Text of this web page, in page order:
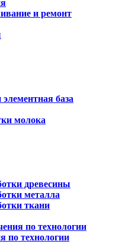
и ремонт
база
молока
древесины
металла
ткани
по технологии
по технологии